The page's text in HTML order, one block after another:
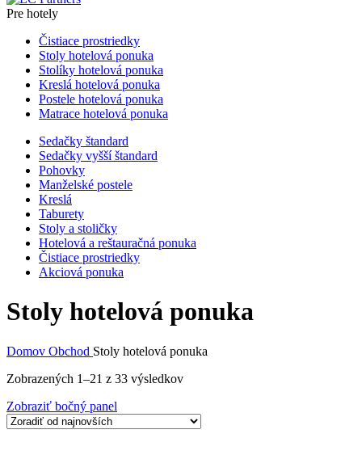
Pre hotely
Čistiace prostriedky
Stoly hotelová ponuka
Stolíky hotelová ponuka
Kreslá hotelová ponuka
Postele hotelová ponuka
Matrace hotelová ponuka
Sedačky štandard
Sedačky vyšší štandard
Pohovky
Manželské postele
Kreslá
Taburety
Stoly a stoličky
Hotelová a reštauračná ponuka
Čistiace prostriedky
Akciová ponuka
Stoly hotelová ponuka
Domov Obchod Stoly hotelová ponuka
Zobrazených 1–21 z 33 výsledkovSorted
Zobraziť bočný panel